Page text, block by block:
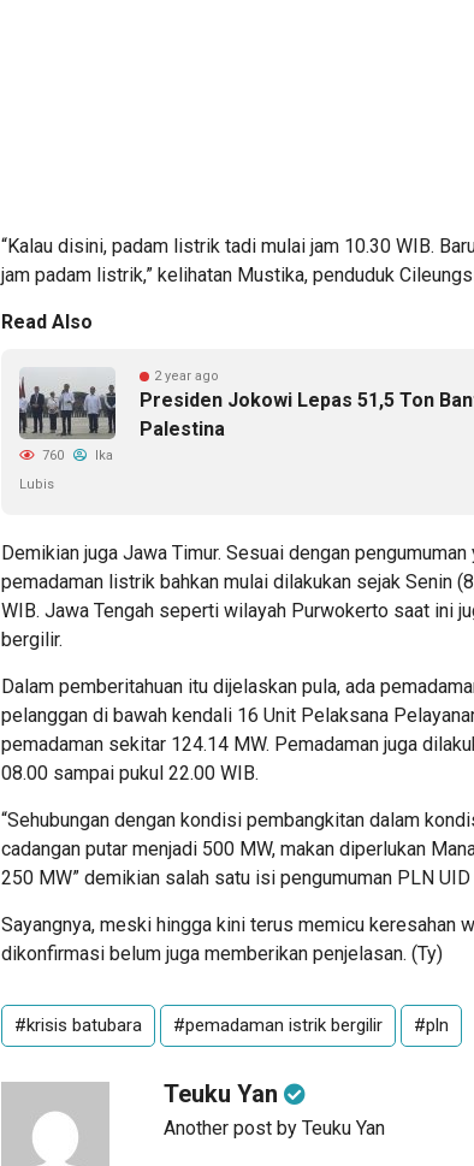
“Kalau disini, padam listrik tadi mulai jam 10.30 WIB.
jam padam listrik,” kelihatan Mustika, penduduk
Read Also
2 year ago
Presiden Jokowi Lepas 51,5 Ton
Palestina
760
Ika
Lubis
Demikian juga Jawa Timur. Sesuai dengan
pemadaman listrik bahkan mulai dilakukan sejak Senin
WIB. Jawa Tengah seperti wilayah Purwokerto saat ini
bergilir.
Dalam pemberitahuan itu dijelaskan pula, ada
pelanggan di bawah kendali 16 Unit Pelaksana
pemadaman sekitar 124.14 MW. Pemadaman juga
08.00 sampai pukul 22.00 WIB.
“Sehubungan dengan kondisi pembangkitan dalam
cadangan putar menjadi 500 MW, makan diperlukan
250 MW” demikian salah satu isi pengumuman PLN
Sayangnya, meski hingga kini terus memicu keresahan
dikonfirmasi belum juga memberikan penjelasan. (Ty)
#krisis batubara #pemadaman istrik bergilir #pln
Teuku Yan
Another post by Teuku Yan